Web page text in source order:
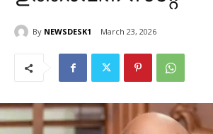
By NEWSDESK1 March 23, 2026